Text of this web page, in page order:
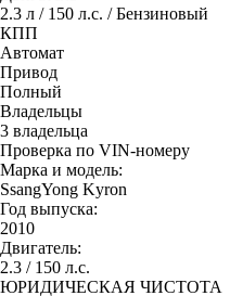
2.3 л / 150 л.с. / Бензиновый
КПП
Автомат
Привод
Полный
Владельцы
3 владельца
Проверка по VIN-номеру
Марка и модель:
SsangYong Kyron
Год выпуска:
2010
Двигатель:
2.3 / 150 л.с.
ЮРИДИЧЕСКАЯ ЧИСТОТА